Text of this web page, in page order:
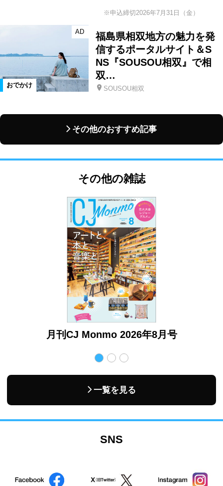
※申込締切2026年7月31日（金）
おでかけ
AD
福島県相双地方の魅力を発
信するポータルサイト＆S
NS『SOUSOU相双』で相
双…
SOUSOU相双
その他のおすすめ記事
その他の雑誌
月刊CJ Monmo 2026年8月号
一覧を見る
SNS